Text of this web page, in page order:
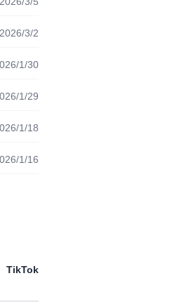
2026/3/2
1/30
1/29
1/18
1/16
TikTok